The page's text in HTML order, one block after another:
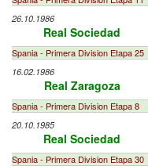
26.10.1986
Real Sociedad
Spania - Primera Division Etapa 25
16.02.1986
Real Zaragoza
Spania - Primera Division Etapa 8
20.10.1985
Real Sociedad
Spania - Primera Division Etapa 30